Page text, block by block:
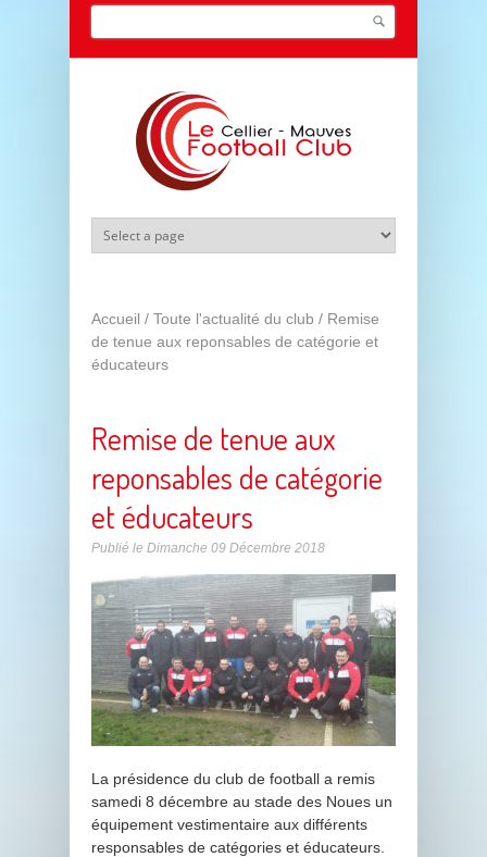
Aller au contenu principal
Formulaire de recherche
Search this site
Accueil / Toute l'actualité du club / Remise
de tenue aux reponsables de catégorie et
éducateurs
Remise de tenue aux
reponsables de catégorie
et éducateurs
Publié le Dimanche 09 Décembre 2018
La présidence du club de football a remis
samedi 8 décembre au stade des Noues un
équipement vestimentaire aux différents
responsables de catégories et éducateurs.